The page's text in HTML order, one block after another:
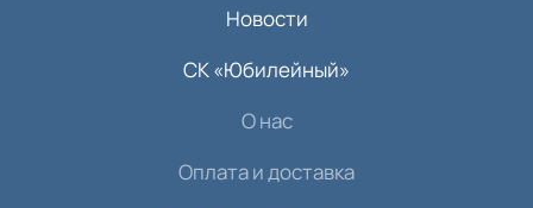
Новости
СК «Юбилейный»
О нас
Оплата и доставка